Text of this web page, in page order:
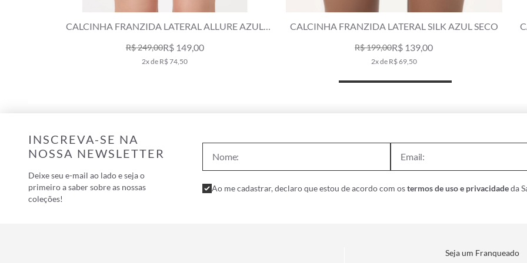
FRANZIDA LATERAL ALLURE AZUL
CALCINHA FRANZIDA LATERAL SILK AZUL SECO
CALCINHA LACINHO
INSCREVA-SE NA
NOSSA NEWSLETTER
Deixe seu e-mail ao lado e seja o
primeiro a saber sobre as nossas
coleções!
Ao me cadastrar, declaro que estou de acordo com ostermos de uso e privacidadeda
Seja um Franqueado